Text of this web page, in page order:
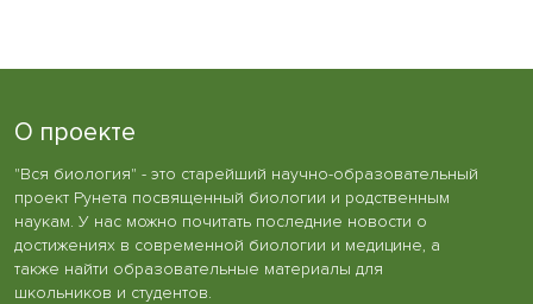
О проекте
"Вся биология" - это старейший научно-образовательный
проект Рунета посвященный биологии и родственным
наукам. У нас можно почитать последние новости о
достижениях в современной биологии и медицине, а
также найти образовательные материалы для
школьников и студентов.